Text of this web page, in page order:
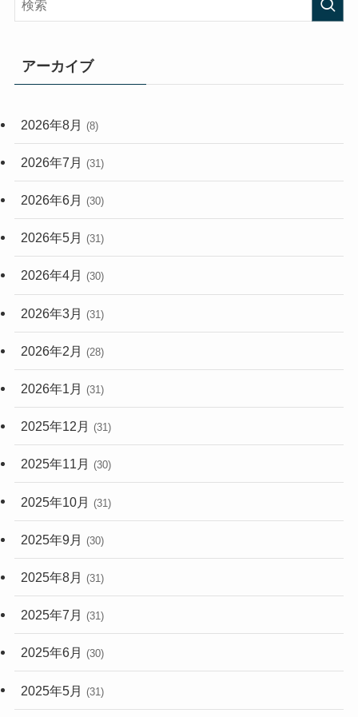
(33)
(248)
アーカイブ
2026年8月 (8)
2026年7月 (31)
2026年6月 (30)
2026年5月 (31)
2026年4月 (30)
2026年3月 (31)
2026年2月 (28)
2026年1月 (31)
2025年12月 (31)
2025年11月 (30)
2025年10月 (31)
2025年9月 (30)
2025年8月 (31)
2025年7月 (31)
2025年6月 (30)
2025年5月 (31)